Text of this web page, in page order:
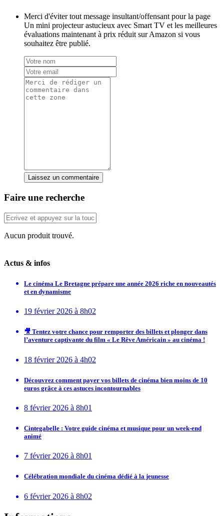
Merci d'éviter tout message insultant/offensant pour la page
Un mini projecteur astucieux avec Smart TV et les meilleures
évaluations maintenant à prix réduit sur Amazon si vous
souhaitez être publié.
Laissez un commentaire
Faire une recherche
Aucun produit trouvé.
Actus & infos
Le cinéma Le Bretagne prépare une année 2026 riche en nouveautés
et en dynamisme
19 février 2026 à 8h02
🎥 Tentez votre chance pour remporter des billets et plonger dans
l’aventure captivante du film « Le Rêve Américain » au cinéma !
18 février 2026 à 4h02
Découvrez comment payer vos billets de cinéma bien moins de 10
euros grâce à ces astuces incontournables
8 février 2026 à 8h01
Cintegabelle : Votre guide cinéma et musique pour un week-end
animé
7 février 2026 à 8h01
Célébration mondiale du cinéma dédié à la jeunesse
6 février 2026 à 8h02